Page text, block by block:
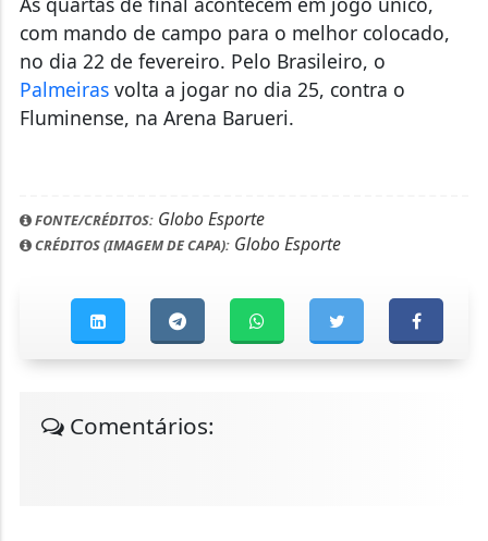
com mando de campo para o melhor colocado,
no dia 22 de fevereiro. Pelo Brasileiro, o
Palmeirasvolta a jogar no dia 25, contra o
Fluminense, na Arena Barueri.
FONTE/CRÉDITOS:Globo Esporte
CRÉDITOS (IMAGEM DE CAPA):Globo Esporte
Comentários: